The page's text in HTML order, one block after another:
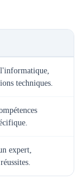
techniques.
expert,